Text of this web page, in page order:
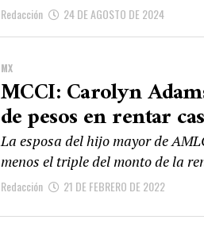
Redacción 24 DE AGOSTO DE 2024
MX
MCCI: Carolyn
de pesos en rentar
La esposa del hijo mayor de
menos el triple del monto de la
Redacción 21 DE FEBRERO DE 2022